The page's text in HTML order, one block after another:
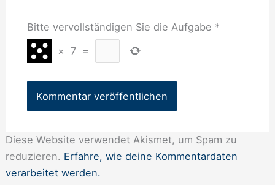
Bitte vervollständigen Sie die Aufgabe *
× 7 =
Diese Website verwendet Akismet, um Spam zu
reduzieren. Erfahre, wie deine Kommentardaten
verarbeitet werden.